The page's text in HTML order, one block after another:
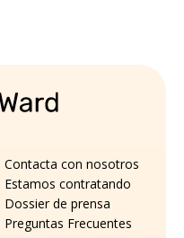
Contacta con nosotros
Estamos contratando
Dossier de prensa
Preguntas Frecuentes